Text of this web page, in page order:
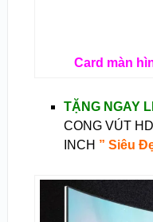
Card màn
TẶNG NGAY
CONG VÚT
INCH ” Siêu